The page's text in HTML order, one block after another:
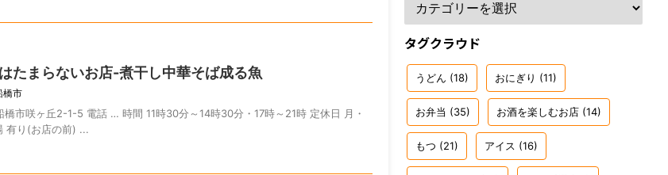
たまらないお店-煮干し中華そば成る魚
橋市
橋市咲ヶ丘2-1-5 電話 … 時間 11時30分～14時30分・17時～21時 定休日 月・
有り(お店の前) ...
タグクラウド
うどん (18) おにぎり (11)
お弁当 (35) お酒を楽しむお店 (14)
もつ (21) アイス (16)